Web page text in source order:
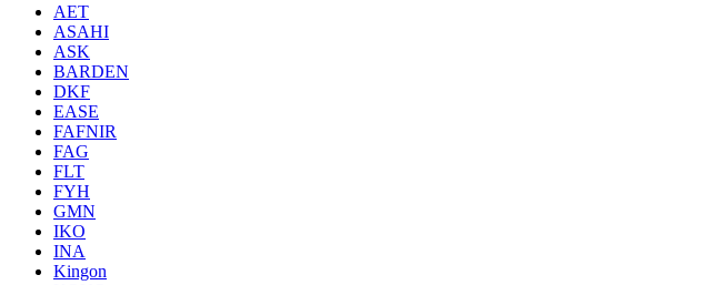
AET
ASAHI
ASK
BARDEN
DKF
EASE
FAFNIR
FAG
FLT
FYH
GMN
IKO
INA
Kingon